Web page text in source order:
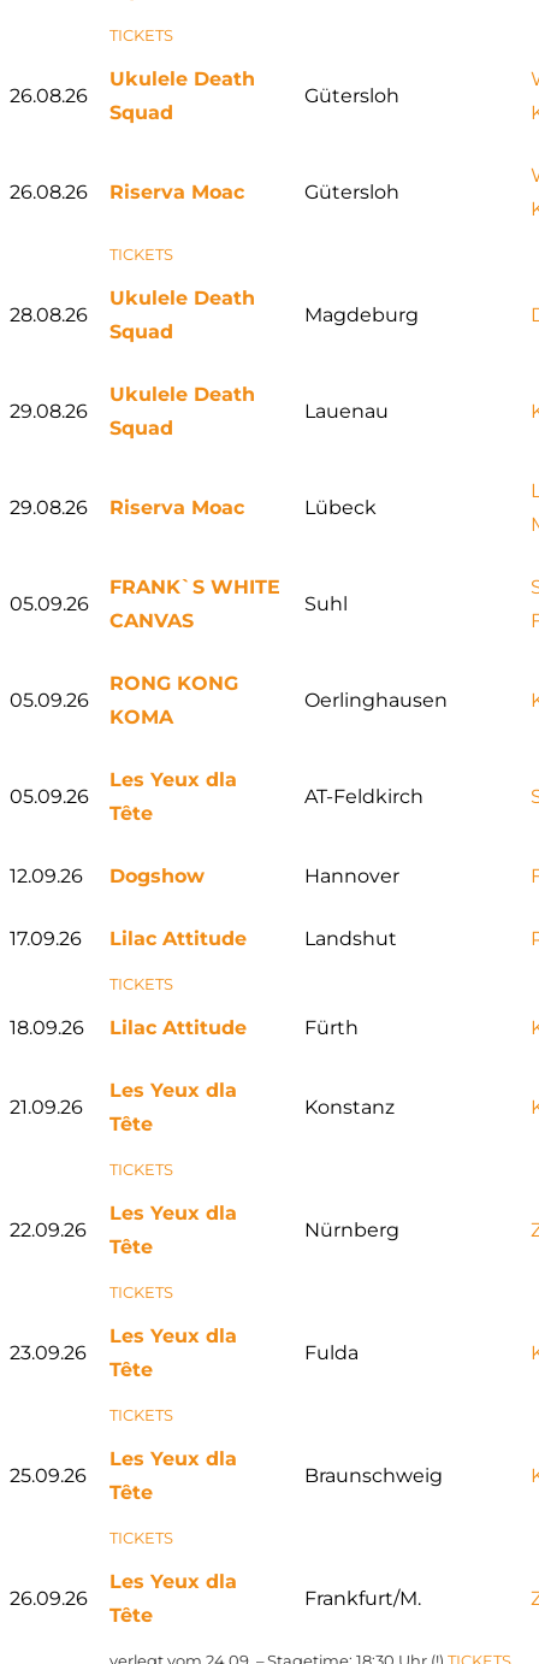
TICKETS
26.08.26
Ukulele Death
Squad
Gütersloh
26.08.26 Riserva Moac Gütersloh
TICKETS
28.08.26
Ukulele Death
Squad
Magdeburg
29.08.26
Ukulele Death
Squad
Lauenau
29.08.26 Riserva Moac Lübeck
05.09.26
FRANK`S WHITE
CANVAS
Suhl
05.09.26
RONG KONG
KOMA
Oerlinghausen
05.09.26
Les Yeux dla
Tête
AT-Feldkirch
12.09.26 Dogshow Hannover
17.09.26 Lilac Attitude Landshut
TICKETS
18.09.26 Lilac Attitude Fürth
21.09.26
Les Yeux dla
Tête
Konstanz
TICKETS
22.09.26
Les Yeux dla
Tête
Nürnberg
TICKETS
23.09.26
Les Yeux dla
Tête
Fulda
TICKETS
25.09.26
Les Yeux dla
Tête
Braunschweig
TICKETS
26.09.26
Les Yeux dla
Tête
Frankfurt/M.